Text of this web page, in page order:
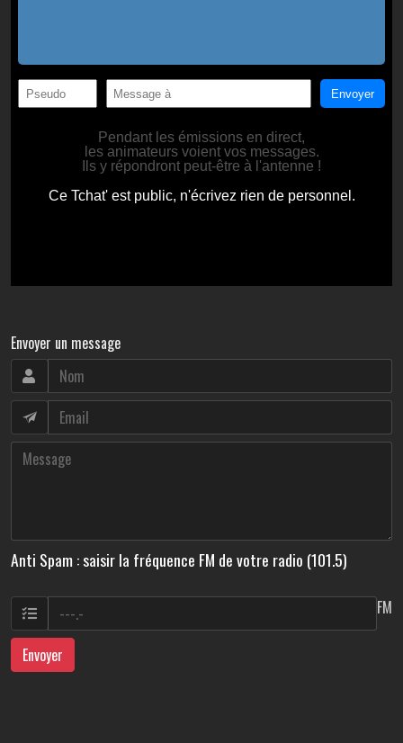
Envoyer un message
Anti Spam : saisir la fréquence FM de votre radio (101.5)
FM
Envoyer